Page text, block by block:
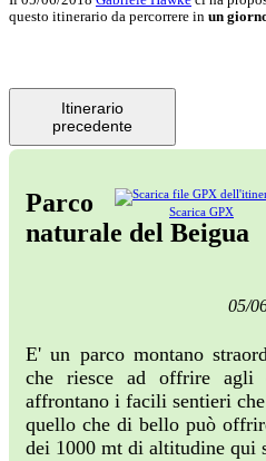
questo itinerario da percorrere in un
Itinerario
precedente
Scarica GPX
Parco
naturale del Beigua
05/
E' un parco montano
che riesce ad offrire agli
affrontano i facili sentieri
quello che di bello può
dei 1000 mt di altitudine qui